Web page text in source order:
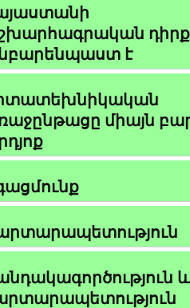
է
միայն
և